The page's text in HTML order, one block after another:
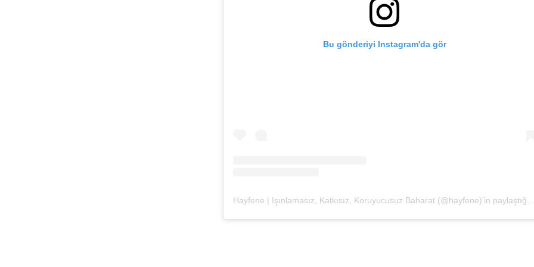
Bu gönderiyi Instagram'da gör